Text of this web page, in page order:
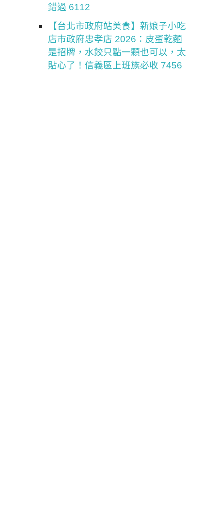
錯過 6112
【台北市政府站美食】新娘子小吃
店市政府忠孝店 2026：皮蛋乾麵
是招牌，水餃只點一顆也可以，太
貼心了！信義區上班族必收 7456